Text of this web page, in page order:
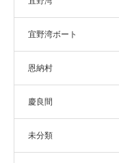
宜野湾ボート
恩納村
慶良間
未分類